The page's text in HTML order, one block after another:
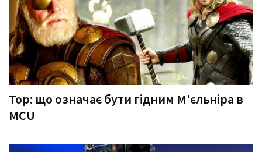
Тор: що означає бути гідним М'єльніра в
MCU